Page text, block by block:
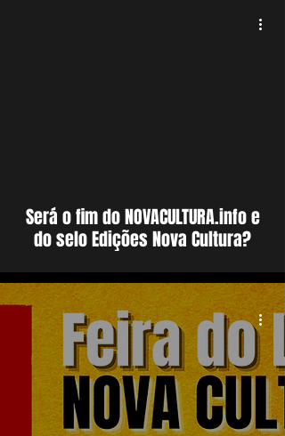
Será o fim do NOVACULTURA.info e
do selo Edições Nova Cultura?